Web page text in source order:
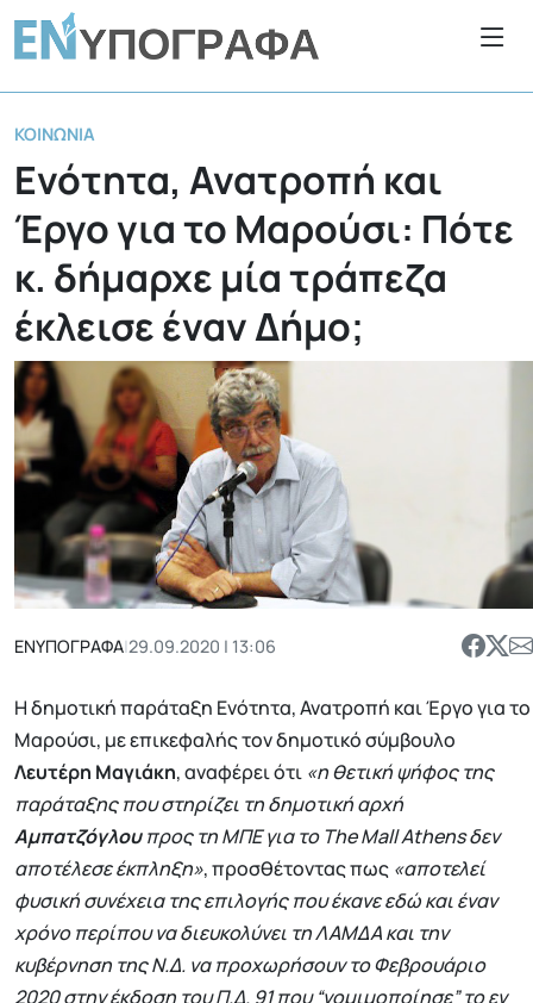
ΚΟΙΝΩΝΊΑ
Ενότητα, Ανατροπή και
Έργο για το Μαρούσι: Πότε
κ. δήμαρχε μία τράπεζα
έκλεισε έναν Δήμο;
ΕΝΥΠΟΓΡΑΦΑ|29.09.2020 | 13:06
Η δημοτική παράταξη Ενότητα, Ανατροπή και Έργο για το
Μαρούσι, με επικεφαλής τον δημοτικό σύμβουλο
Λευτέρη Μαγιάκη, αναφέρει ότι «η θετική ψήφος της
παράταξης που στηρίζει τη δημοτική αρχή
Αμπατζόγλουπρος τη ΜΠΕ για το The Mall Athens δεν
αποτέλεσε έκπληξη», προσθέτοντας πως «αποτελεί
φυσική συνέχεια της επιλογής που έκανε εδώ και έναν
χρόνο περίπου να διευκολύνει τη ΛΑΜΔΑ και την
κυβέρνηση της Ν.Δ. να προχωρήσουν το Φεβρουάριο
2020 στην έκδοση του Π.Δ. 91 που “νομιμοποίησε” το εν